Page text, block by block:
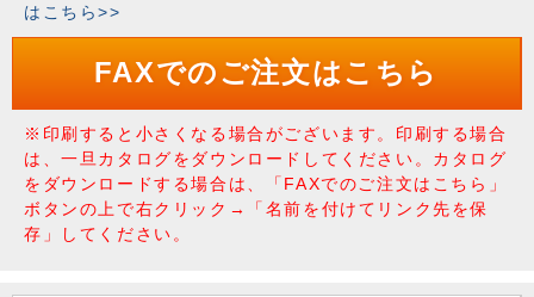
はこちら>>
FAXでのご注文はこちら
※印刷すると小さくなる場合がございます。印刷する場合
は、一旦カタログをダウンロードしてください。カタログ
をダウンロードする場合は、「FAXでのご注文はこちら」
ボタンの上で右クリック→「名前を付けてリンク先を保
存」してください。